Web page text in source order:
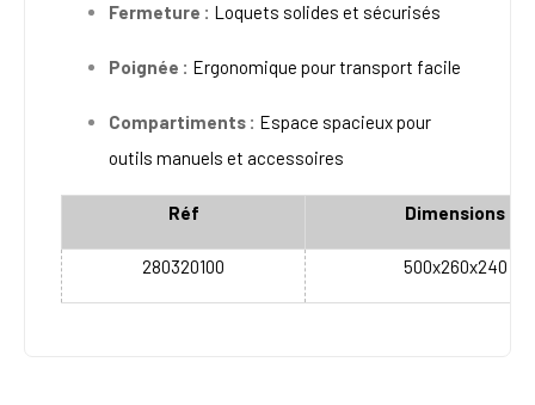
Fermeture : Loquets solides et sécurisés
Poignée : Ergonomique pour transport facile
Compartiments : Espace spacieux pour
outils manuels et accessoires
Réf Dimensions
280320100 500x260x240